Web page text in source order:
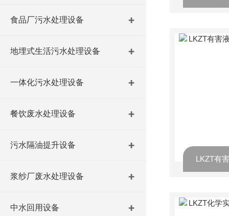
食品厂污水处理设备
地埋式生活污水处理设备
一体化污水处理设备
餐饮废水处理设备
污水隔油提升设备
浆纱厂废水处理设备
中水回用设备